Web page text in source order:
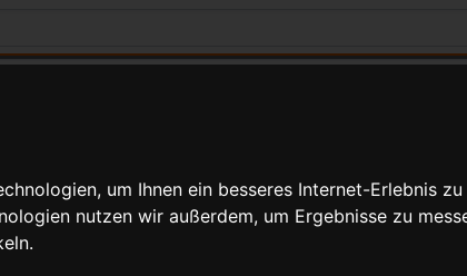
um Ihnen ein besseres Internet-Erlebnis
nutzen wir außerdem, um Ergebnisse zu
für JIS